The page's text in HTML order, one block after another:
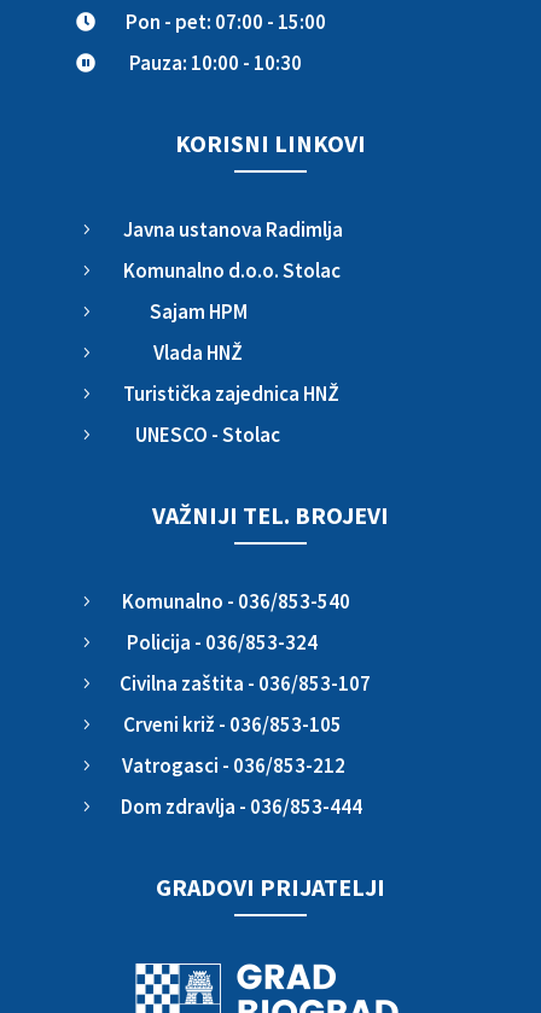
 Pon - pet: 07:00 - 15:00
 Pauza: 10:00 - 10:30
KORISNI LINKOVI
5 Javna ustanova Radimlja
5 Komunalno d.o.o. Stolac
5 Sajam HPM
5 Vlada HNŽ
5 Turistička zajednica HNŽ
5 UNESCO - Stolac
VAŽNIJI TEL. BROJEVI
5 Komunalno - 036/853-540
5 Policija - 036/853-324
5 Civilna zaštita - 036/853-107
5 Crveni križ - 036/853-105
5 Vatrogasci - 036/853-212
5 Dom zdravlja - 036/853-444
GRADOVI PRIJATELJI